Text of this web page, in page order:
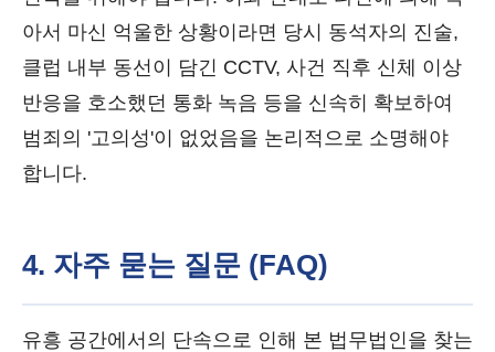
아서 마신 억울한 상황이라면 당시 동석자의 진술,
클럽 내부 동선이 담긴 CCTV, 사건 직후 신체 이상
반응을 호소했던 통화 녹음 등을 신속히 확보하여
범죄의 '고의성'이 없었음을 논리적으로 소명해야
합니다.
4. 자주 묻는 질문 (FAQ)
유흥 공간에서의 단속으로 인해 본 법무법인을 찾는